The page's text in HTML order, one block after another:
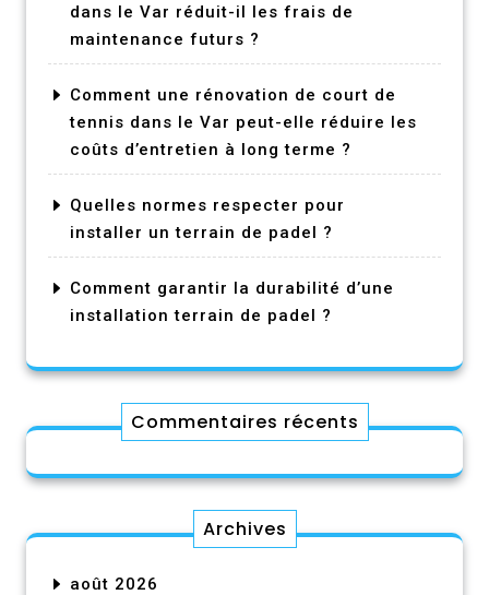
dans le Var réduit-il les frais de
maintenance futurs ?
Comment une rénovation de court de
tennis dans le Var peut-elle réduire les
coûts d’entretien à long terme ?
Quelles normes respecter pour
installer un terrain de padel ?
Comment garantir la durabilité d’une
installation terrain de padel ?
Commentaires récents
Archives
août 2026